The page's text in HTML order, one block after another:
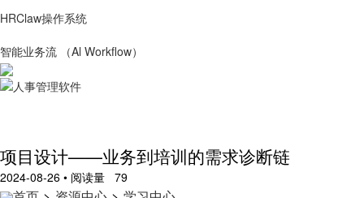
HRClaw操作系统
智能业务流 （Al Workflow）
项目设计——业务到培训的需求诊断链
2024-08-26 • 阅读量 79